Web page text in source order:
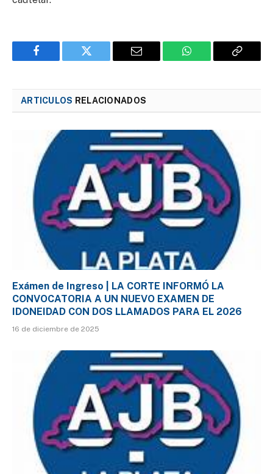
Facebook Twitter Email WhatsApp Copy
ARTICULOS RELACIONADOS
Exámen de Ingreso | LA CORTE INFORMÓ LA
CONVOCATORIA A UN NUEVO EXAMEN DE
IDONEIDAD CON DOS LLAMADOS PARA EL 2026
16 de diciembre de 2025